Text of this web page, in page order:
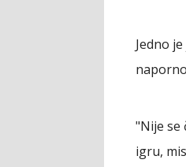
Jedno
"Nije se
igru,